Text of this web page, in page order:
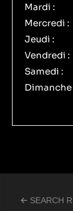
Mardi :
Mercredi :
Jeudi :
Vendredi :
Samedi :
Dimanche
SEARCH